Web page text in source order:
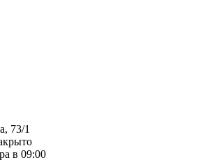
73/1
в 09:00